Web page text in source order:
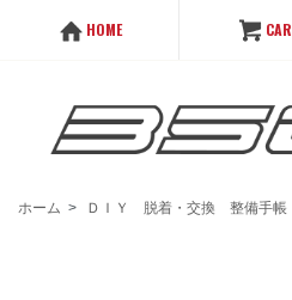
HOME
ホーム > ＤＩＹ 脱着・交換 整備手帳